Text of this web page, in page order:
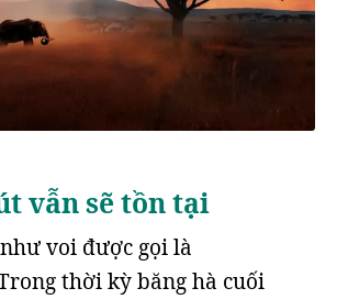
vẫn sẽ tồn tại
voi được gọi là
thời kỳ băng hà cuối